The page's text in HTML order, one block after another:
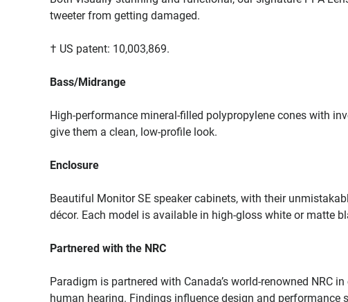
tweeter from getting damaged.
† US patent: 10,003,869.
Bass/Midrange
High-performance mineral-filled polypropylene cones with
give them a clean, low-profile look.
Enclosure
Beautiful Monitor SE speaker cabinets, with their
décor. Each model is available in high-gloss white or matte
Partnered with the NRC
Paradigm is partnered with Canada’s world-renowned NRC
human hearing. Findings influence design and performance